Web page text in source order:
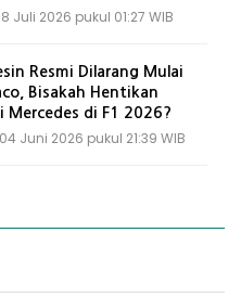
Juli 2026 pukul 01:27 WIB
Resmi Dilarang Mulai
Bisakah Hentikan
Mercedes di F1 2026?
Juni 2026 pukul 21:39 WIB